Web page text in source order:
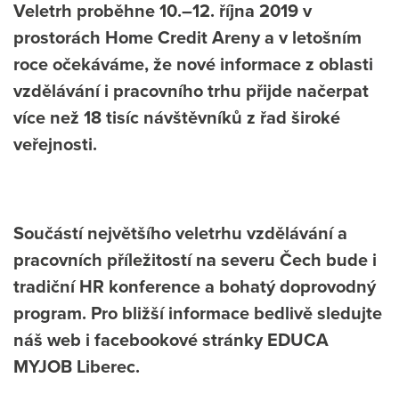
Veletrh proběhne 10.–12. října 2019 v
prostorách Home Credit Areny a v letošním
roce očekáváme, že nové informace z oblasti
vzdělávání i pracovního trhu přijde načerpat
více než 18 tisíc návštěvníků z řad široké
veřejnosti.
Součástí největšího veletrhu vzdělávání a
pracovních příležitostí na severu Čech bude i
tradiční HR konference a bohatý doprovodný
program. Pro bližší informace bedlivě sledujte
náš web i facebookové stránky EDUCA
MYJOB Liberec.